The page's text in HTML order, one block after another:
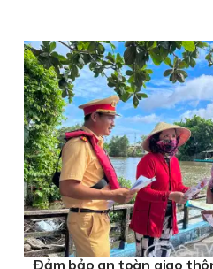
Ðảm bảo an toàn giao